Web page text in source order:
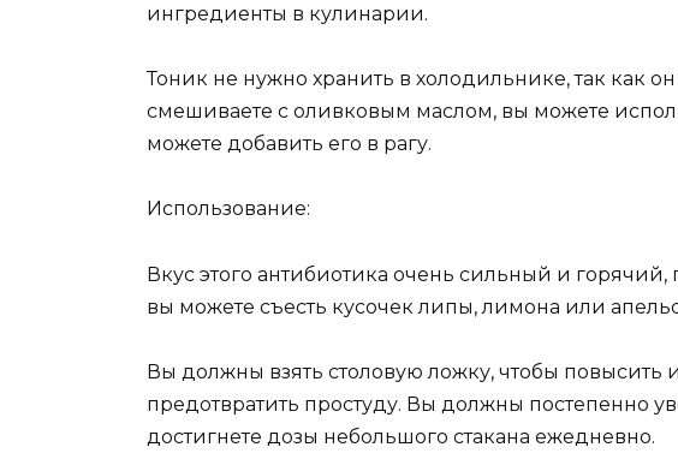
ингредиенты в кулинарии.
Тоник не нужно хранить в холодильнике, так как
смешиваете с оливковым маслом, вы можете
можете добавить его в рагу.
Использование:
Вкус этого антибиотика очень сильный и горячий,
вы можете съесть кусочек липы, лимона или
Вы должны взять столовую ложку, чтобы повысить
предотвратить простуду. Вы должны постепенно
достигнете дозы небольшого стакана ежедневно.